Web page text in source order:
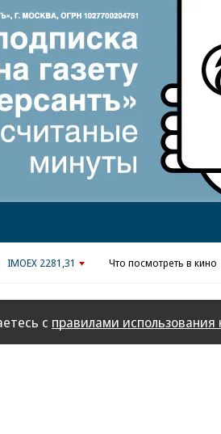
Реклама в «Ъ»
IMOEX 2281,31 Что посмотреть в кино
с правилами использования